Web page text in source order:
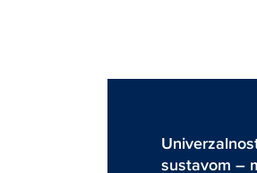
sustavom –